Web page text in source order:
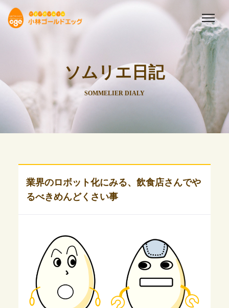
ソムリエ日記
SOMMELIER DIALY
業界のロボット化にみる、飲食店さんでや
るべきめんどくさい事